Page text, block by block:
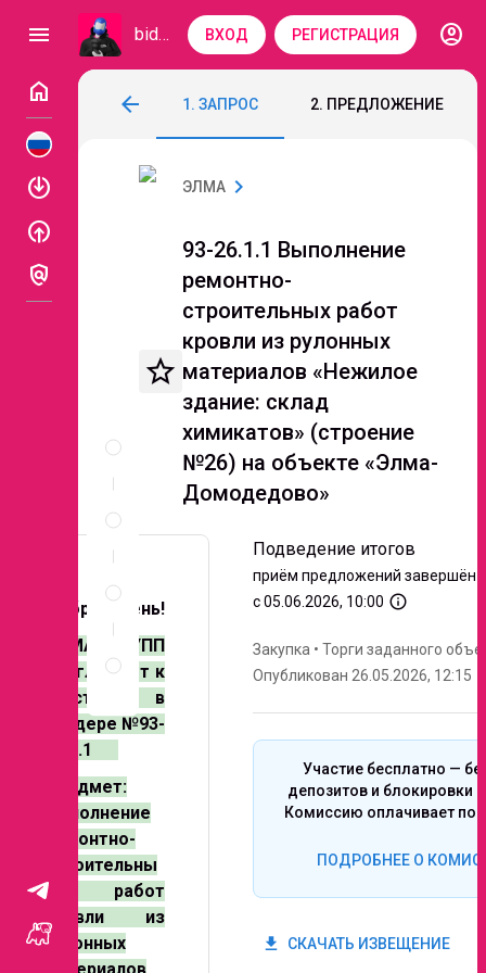
menu bidzaar ВХОД РЕГИСТРАЦИЯ
account_circle
home
enable
enable
policy
arrow_back
93-26.1.1 Выполнение ремонтно-
1. ЗАПРОС 2. ПРЕДЛОЖЕНИЕ
Описание
документы
Спецификация
позициям
запроса
Правила
проведения
запроса
ЭЛМА chevron_right
star_border
93-26.1.1 Выполнение
ремонтно-
строительных работ
кровли из рулонных
материалов «Нежилое
здание: склад
химикатов» (строение
№26) на объекте «Элма-
Домодедово»
Добрый день!
ЭЛМА ГРУПП
Приглашает к
участию в
тендере №93-
26.1.1
Предмет:
Выполнение
ремонтно-
строительны
х работ
кровли из
рулонных
Подведение итогов
приём предложений завершён
с 05.06.2026, 10:00 info_outline
Закупка • Торги заданного
Опубликован 26.05.2026, 12:15
Участие бесплатно —
депозитов и блокировки
Комиссию оплачивает
ПОДРОБНЕЕ О
get_app СКАЧАТЬ ИЗВЕЩЕНИЕ